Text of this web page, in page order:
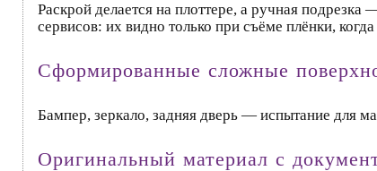
Раскрой делается на плоттере, а ручная
сервисов: их видно только при съёме плёнки,
Сформированные сложные
Бампер, зеркало, задняя дверь — испытание для
Оригинальный материал с